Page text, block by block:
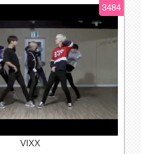
VIXX
3484